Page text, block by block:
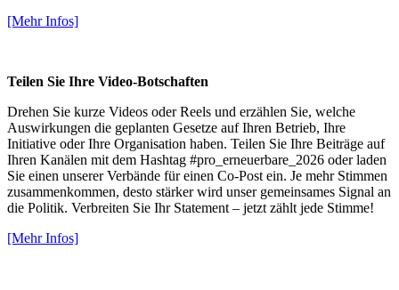
[Mehr Infos]
Teilen Sie Ihre Video-Botschaften
Drehen Sie kurze Videos oder Reels und erzählen Sie, welche
Auswirkungen die geplanten Gesetze auf Ihren Betrieb, Ihre
Initiative oder Ihre Organisation haben. Teilen Sie Ihre Beiträge auf
Ihren Kanälen mit dem Hashtag #pro_erneuerbare_2026 oder laden
Sie einen unserer Verbände für einen Co-Post ein. Je mehr Stimmen
zusammenkommen, desto stärker wird unser gemeinsames Signal an
die Politik. Verbreiten Sie Ihr Statement – jetzt zählt jede Stimme!
[Mehr Infos]